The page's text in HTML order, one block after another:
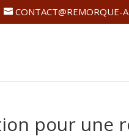
CONTACT@REMORQUE-
pour une